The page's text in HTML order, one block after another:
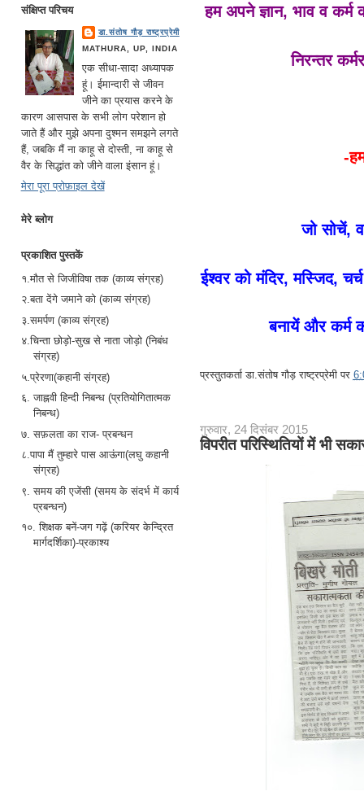
संक्षिप्त परिचय
डा.संतोष गौड़ राष्ट्रप्रेमी
MATHURA, UP, INDIA
एक सीधा-सादा अध्यापक
हूं। ईमान्दारी से जीवन
जीने का प्रयास करने के
कारण आसपास के सभी लोग परेशान हो
जाते हैं और मुझे अपना दुश्मन समझने लगते
हैं, जबकि मैं ना काहू से दोस्ती, ना काहू से
वैर के सिद्धांत को जीने वाला इंसान हूं।
मेरा पूरा प्रोफ़ाइल देखें
मेरे ब्लोग
प्रकाशित पुस्तकें
१.मौत से जिजीविषा तक (काव्य संग्रह)
२.बता देंगे जमाने को (काव्य संग्रह)
३.समर्पण (काव्य संग्रह)
४.चिन्ता छोड़ो-सुख से नाता जोड़ो (निबंध
संग्रह)
५.प्रेरणा(कहानी संग्रह)
६. जाह्नवी हिन्दी निबन्ध (प्रतियोगितात्मक
निबन्ध)
७. सफ़लता का राज- प्रबन्धन
८.पापा मैं तुम्हारे पास आऊंगा(लघु कहानी
संग्रह)
९. समय की एजेंसी (समय के संदर्भ में कार्य
प्रबन्धन)
१०. शिक्षक बनें-जग गढ़ें (करियर केन्द्रित
मार्गदर्शिका)-प्रकाश्य
हम अपने ज्ञान, भाव व
निरन्तर
-
जो सोचें,
ईश्वर को मंदिर, मस्जिद,
बनायें और कर्म
प्रस्तुतकर्ताडा.संतोष गौड़ राष्ट्रप्रेमी पर
गुरुवार, 24 दिसंबर 2015
विपरीत परिस्थितियों में भी